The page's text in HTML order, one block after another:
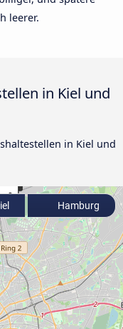
leerer.
in Kiel und
in Kiel und
Hamburg